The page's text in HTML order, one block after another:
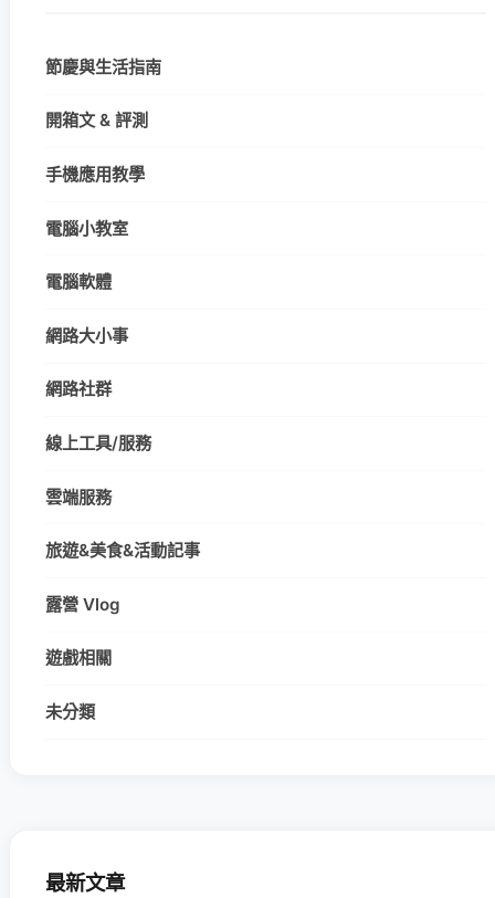
節慶與生活指南
開箱文 & 評測
手機應用教學
電腦小教室
電腦軟體
網路大小事
網路社群
線上工具/服務
雲端服務
旅遊&美食&活動記事
露營 Vlog
遊戲相關
未分類
最新文章